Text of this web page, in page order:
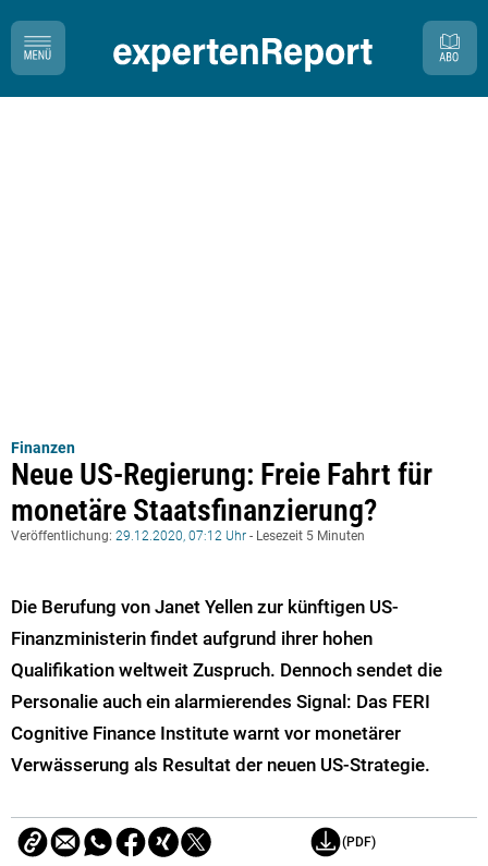
Finanzen
Neue US-Regierung: Freie Fahrt für
monetäre Staatsfinanzierung?
Veröffentlichung: 29.12.2020, 07:12 Uhr - Lesezeit 5 Minuten
Die Berufung von Janet Yellen zur künftigen US-
Finanzministerin findet aufgrund ihrer hohen
Qualifikation weltweit Zuspruch. Dennoch sendet die
Personalie auch ein alarmierendes Signal: Das FERI
Cognitive Finance Institute warnt vor monetärer
Verwässerung als Resultat der neuen US-Strategie.
(PDF)